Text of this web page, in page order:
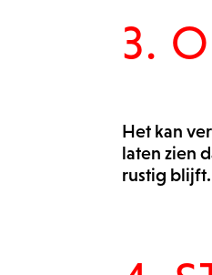
3.
Het kan
laten zien
rustig